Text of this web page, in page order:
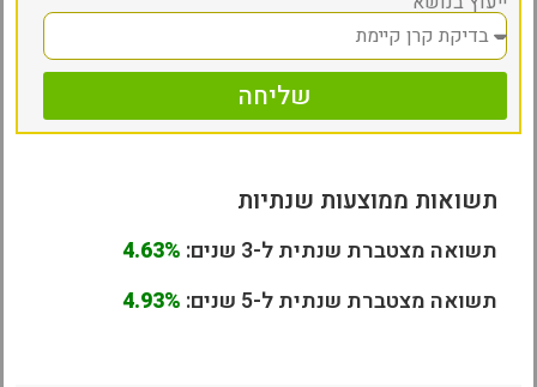
שליחה
תשואות ממוצעות שנתיות
תשואה מצטברת שנתית ל-3 שנים:
4.63%
תשואה מצטברת שנתית ל-5 שנים:
4.93%